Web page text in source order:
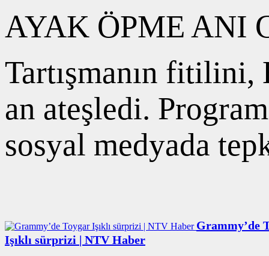
AYAK ÖPME ANI
Tartışmanın fitilini,
an ateşledi.
sosyal medyada
Grammy’de
Işıklı sürprizi | NTV Haber